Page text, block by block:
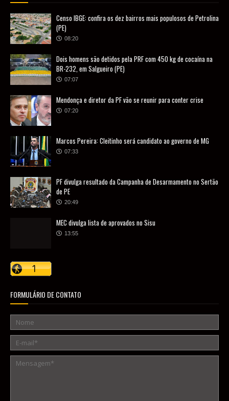
Censo IBGE: confira os dez bairros mais populosos de Petrolina
(PE)
08:20
Dois homens são detidos pela PRF com 450 kg de cocaína na
BR-232, em Salgueiro (PE)
07:07
Mendonça e diretor da PF vão se reunir para conter crise
07:20
Marcos Pereira: Cleitinho será candidato ao governo de MG
07:33
PF divulga resultado da Campanha de Desarmamento no Sertão
de PE
20:49
MEC divulga lista de aprovados no Sisu
13:55
FORMULÁRIO DE CONTATO